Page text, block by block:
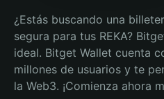
¿Estás buscando una
segura para tus REKA?
ideal. Bitget Wallet cuenta
millones de usuarios y te
la Web3. ¡Comienza ahora